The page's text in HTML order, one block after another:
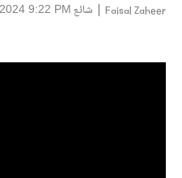
Faisal Zaheer
| شائع 9:22 PM